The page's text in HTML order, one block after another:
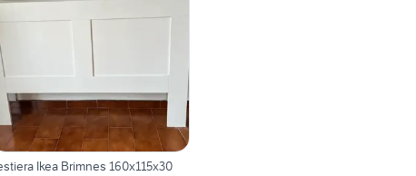
Ikea Brimnes 160x115x30